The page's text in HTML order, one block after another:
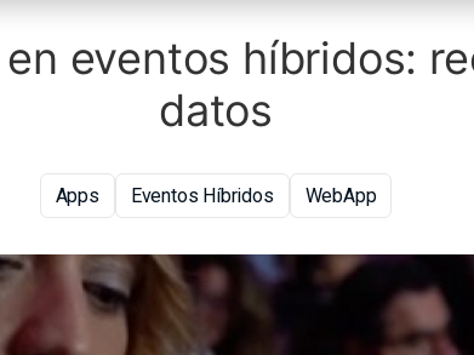
eventos híbridos:
datos
Apps Eventos Híbridos WebApp